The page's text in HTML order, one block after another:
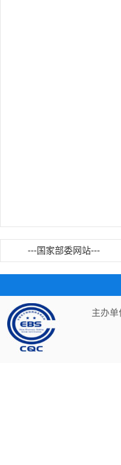
---国家部委网站---
主办